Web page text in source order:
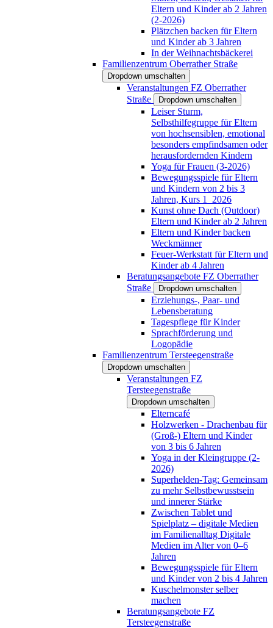
Eltern und Kinder ab 2 Jahren
(2-2026)
Plätzchen backen für Eltern
und Kinder ab 3 Jahren
In der Weihnachtsbäckerei
Familienzentrum Oberrather Straße
Dropdown umschalten
Veranstaltungen FZ Oberrather
Straße
Dropdown umschalten
Leiser Sturm,
Selbsthilfegruppe für Eltern
von hochsensiblen, emotional
besonders empfindsamen oder
herausfordernden Kindern
Yoga für Frauen (3-2026)
Bewegungsspiele für Eltern
und Kindern von 2 bis 3
Jahren, Kurs 1_2026
Kunst ohne Dach (Outdoor)
Eltern und Kinder ab 2 Jahren
Eltern und Kinder backen
Weckmänner
Feuer-Werkstatt für Eltern und
Kinder ab 4 Jahren
Beratungsangebote FZ Oberrather
Straße
Dropdown umschalten
Erziehungs-, Paar- und
Lebensberatung
Tagespflege für Kinder
Sprachförderung und
Logopädie
Familienzentrum Tersteegenstraße
Dropdown umschalten
Veranstaltungen FZ
Tersteegenstraße
Dropdown umschalten
Elterncafé
Holzwerken - Drachenbau für
(Groß-) Eltern und Kinder
von 3 bis 6 Jahren
Yoga in der Kleingruppe (2-
2026)
Superhelden-Tag: Gemeinsam
zu mehr Selbstbewusstsein
und innerer Stärke
Zwischen Tablet und
Spielplatz – digitale Medien
im Familienalltag Digitale
Medien im Alter von 0–6
Jahren
Bewegungsspiele für Eltern
und Kinder von 2 bis 4 Jahren
Kuschelmonster selber
machen
Beratungsangebote FZ
Tersteegenstraße